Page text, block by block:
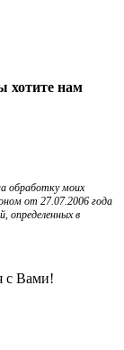
хотите нам
обработку моих
от 27.07.2006 года
определенных в
с Вами!